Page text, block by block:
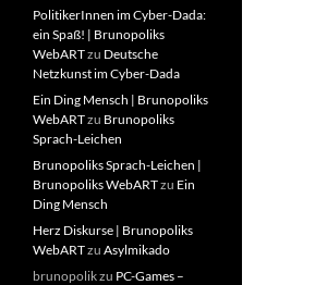
PolitikerInnen im Cyber-Dada:
ein Spaß! | Brunopoliks
WebARTzu Deutsche
Netzkunst im Cyber-Dada
Ein Ding Mensch | Brunopoliks
WebARTzu Brunopoliks
Sprach-Leichen
Brunopoliks Sprach-Leichen |
Brunopoliks WebARTzu Ein
Ding Mensch
Herz Diskurse | Brunopoliks
WebARTzu Asylmikado
brunopolikzu PC-Games –